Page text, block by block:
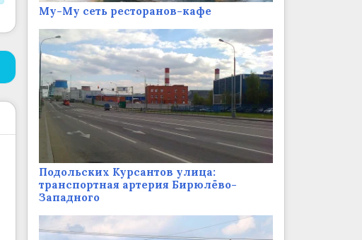
Му-Му сеть ресторанов-кафе
Подольских Курсантов улица:
транспортная артерия Бирюлёво-
Западного